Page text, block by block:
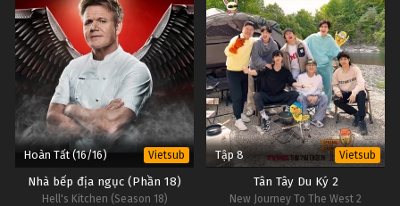
Hoàn Tất (16/16) Vietsub
Nhà bếp địa ngục (Phần 18)
Hell's Kitchen (Season 18)
Tập 8 Vietsub
Tân Tây Du Ký 2
New Journey To The West 2